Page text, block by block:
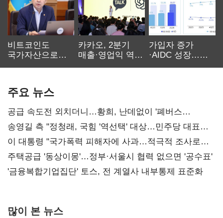
비트코인도
국가자산으로…'
카카오, 2분기
매출·영업익 역대
가입자 증가
·AIDC 성장…
주요 뉴스
공급 속도전 외치더니…황희, 난데없이 '폐버스
리모델링' 제안
송영길 측 "정청래, 국힘 '역선택' 대상…민주당 대표로
총선 지휘 못해"
이 대통령 "국가폭력 피해자에 사과…적극적 조사로
진실 밝혀야"
주택공급 '동상이몽'…정부·서울시 협력 없으면 '공수표'
'금융복합기업집단' 토스, 전 계열사 내부통제 표준화
많이 본 뉴스